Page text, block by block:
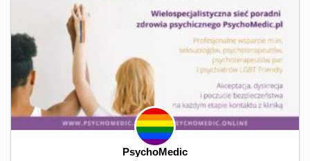
PsychoMedic